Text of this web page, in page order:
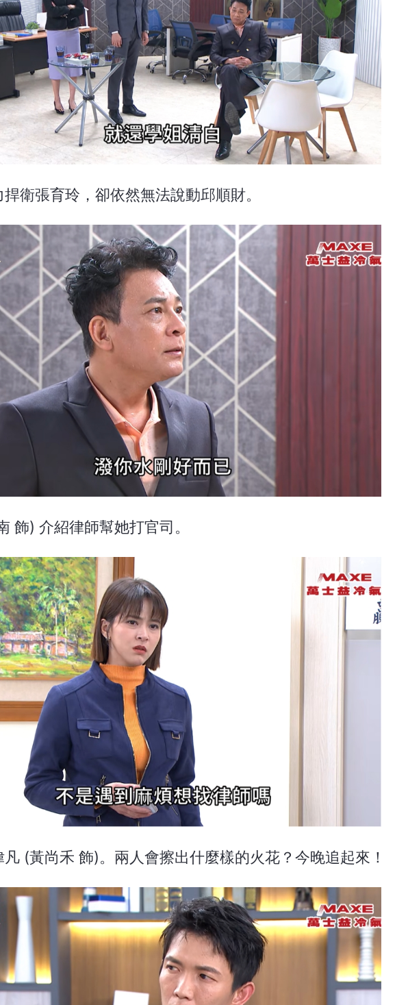
衛張育玲，卻依然無法說動邱順財。
飾) 介紹律師幫她打官司。
(黃尚禾 飾)。兩人會擦出什麼樣的火花？今晚追起來！